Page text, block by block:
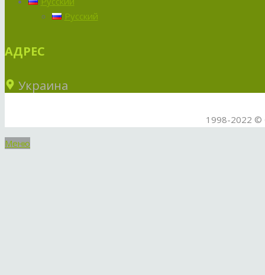
Русский
АДРЕС
Украина
1998-2022 ©
Меню